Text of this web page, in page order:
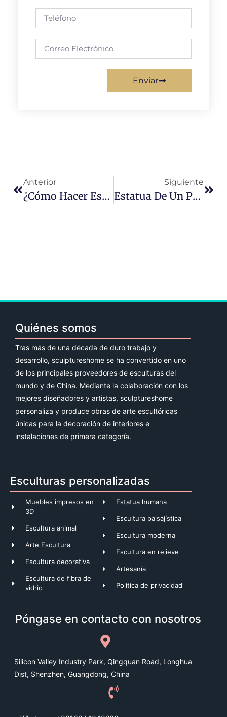
Enviar
Anterior
¿Cómo Hacer Esculturas De Fibra De Vidrio?
Siguiente
Estatua De Un Pescador Chino
Quiénes somos
Tras más de una década de duro trabajo y
desarrollo, sculptureshome se ha convertido en uno
de los principales proveedores de esculturas del
mundo y de China. Mediante la colaboración con los
mejores diseñadores y artistas, sculptureshome
personaliza y produce obras de arte escultóricas
únicas para la decoración de interiores e
instalaciones de primera categoría.
Esculturas personalizadas
Muebles impresos en
3D
Escultura animal
Arte Escultura
Escultura decorativa
Escultura de fibra de
vidrio
Estatua humana
Escultura paisajística
Escultura moderna
Escultura en relieve
Artesanía
Política de privacidad
Póngase en contacto con nosotros
Silicon Valley Industry Park, Qingquan Road, Longhua
Dist, Shenzhen, Guangdong, China